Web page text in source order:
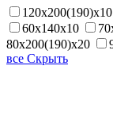
120х200(190)х10
60х140х10
80х200(190)х20
все Скрыть